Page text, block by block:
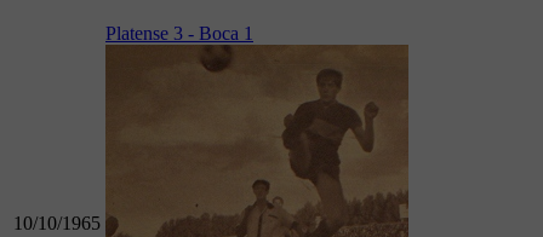
10/10/1965
Platense 3 - Boca 1